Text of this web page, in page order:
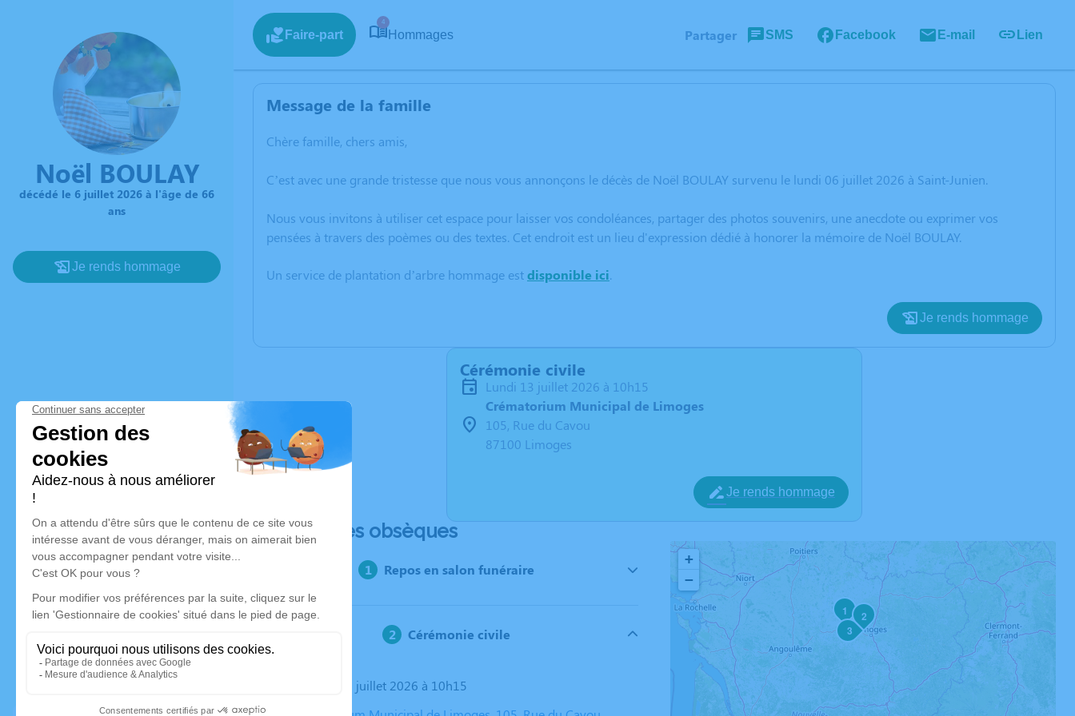
Noël BOULAY
décédé le 6 juillet 2026 à l'âge de 66
ans
Je rends hommage
Faire-part
4
Hommages Partager SMS Facebook E-mail Lien
Message de la famille
Chère famille, chers amis,
C’est avec une grande tristesse que nous vous annonçons le décès de Noël BOULAY survenu le lundi 06 juillet 2026 à Saint-Junien.
Nous vous invitons à utiliser cet espace pour laisser vos condoléances, partager des photos souvenirs, une anecdote ou exprimer vos
pensées à travers des poèmes ou des textes. Cet endroit est un lieu d'expression dédié à honorer la mémoire de Noël BOULAY.
Un service de plantation d’arbre hommage estdisponible ici.
Je rends hommage
Cérémonie civile
lundi 13 juillet 2026 à 10h15
Crématorium Municipal de Limoges
105, Rue du Cavou
87100 Limoges
Je rends hommage
Déroulé des obsèques
Repos en salon funéraire
Cérémonie civile
Le lundi 13 juillet 2026 à 10h15
1
2
3
+
−